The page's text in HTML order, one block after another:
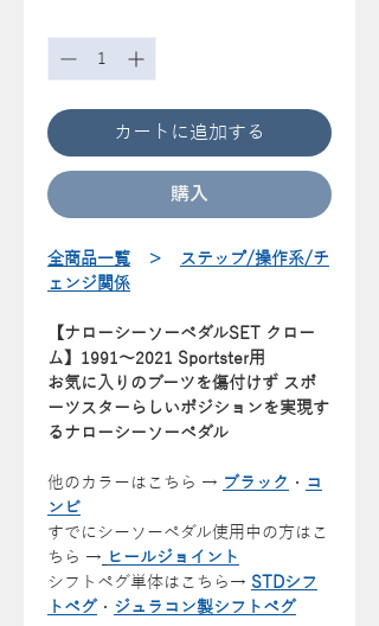
カートに追加する
購入
全商品一覧 ＞
ステップ/操作系/チ
ェンジ関係
【ナローシーソーペダルSET クロー
ム】1991〜2021 Sportster用
お気に入りのブーツを傷付けず スポ
ーツスターらしいポジションを実現す
るナローシーソーペダル
他のカラーはこちら → ブラック ・ コ
ンビ
すでにシーソーペダル使用中の方はこ
ちら → ヒールジョイント
シフトペグ単体はこちら→ STDシフ
トペグ ・ ジュラコン製シフトペグ